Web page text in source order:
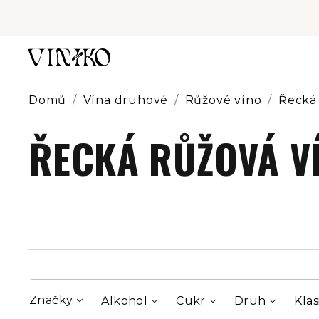
Domů / Vína druhové / Růžové víno /
ŘECKÁ RŮŽOVÁ
Značky Alkohol Cukr Druh